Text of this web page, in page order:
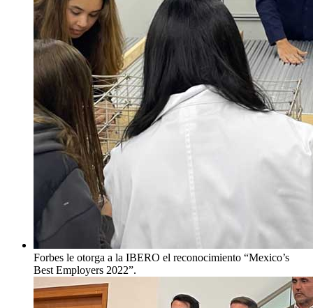
Forbes le otorga a la IBERO el reconocimiento “Mexico’s
Best Employers 2022”.